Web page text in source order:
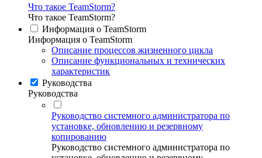
Что такое TeamStorm?
Что такое TeamStorm?
Информация о TeamStorm
Информация о TeamStorm
Описание процессов жизненного цикла
Описание функциональных и технических
характеристик
Руководства
Руководства
Руководство системного администратора по
установке, обновлению и резервному
копированию
Руководство системного администратора по